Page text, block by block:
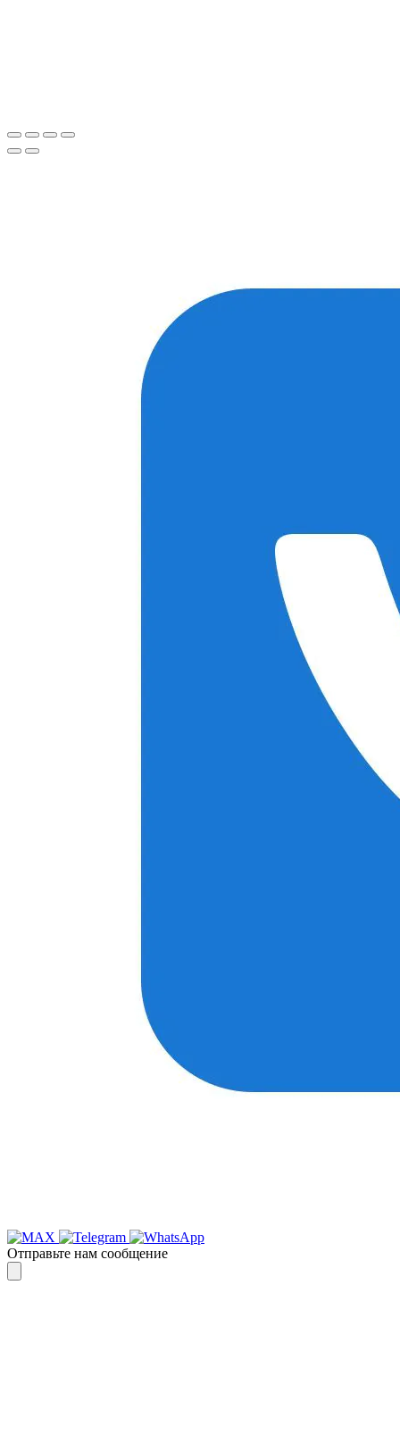
Отправьте нам сообщение